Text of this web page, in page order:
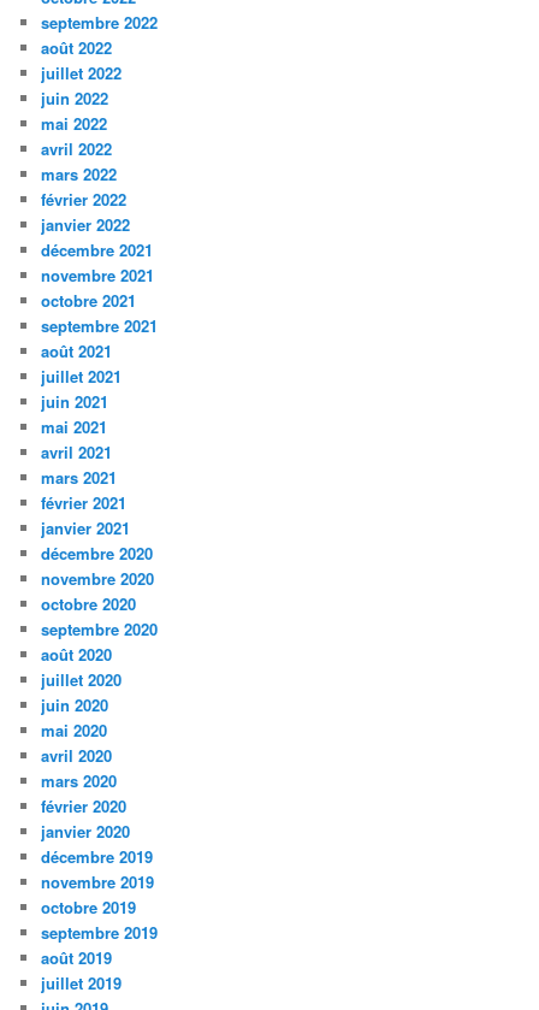
septembre 2022
août 2022
juillet 2022
juin 2022
mai 2022
avril 2022
mars 2022
février 2022
janvier 2022
décembre 2021
novembre 2021
octobre 2021
septembre 2021
août 2021
juillet 2021
juin 2021
mai 2021
avril 2021
mars 2021
février 2021
janvier 2021
décembre 2020
novembre 2020
octobre 2020
septembre 2020
août 2020
juillet 2020
juin 2020
mai 2020
avril 2020
mars 2020
février 2020
janvier 2020
décembre 2019
novembre 2019
octobre 2019
septembre 2019
août 2019
juillet 2019